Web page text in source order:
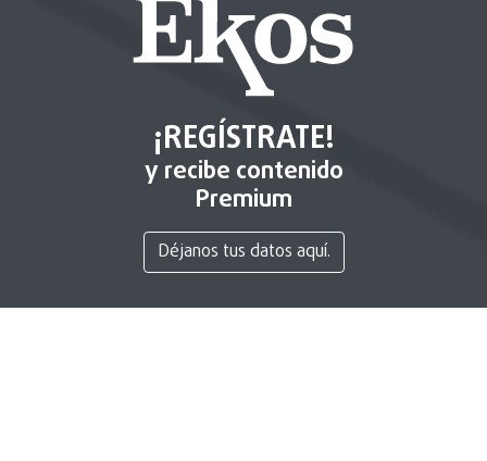
¡REGÍSTRATE!
y recibe contenido
Premium
Déjanos tus datos aquí.